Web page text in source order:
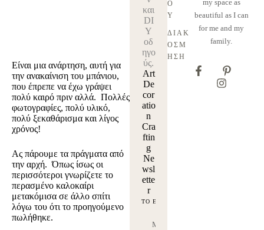
Είναι μια ανάρτηση, αυτή για
την ανακαίνιση του μπάνιου,
που έπρεπε να έχω γράψει
πολύ καιρό πριν αλλά. Πολλές
φωτογραφίες, πολύ υλικό,
πολύ ξεκαθάρισμα και λίγος
χρόνος!
Ας πάρουμε τα πράγματα από
την αρχή. Όπως ίσως οι
περισσότεροι γνωρίζετε το
περασμένο καλοκαίρι
μετακόμισα σε άλλο σπίτι
λόγω του ότι το προηγούμενο
πωλήθηκε.
και
DI
Y
οδ
ηγο
ύς.
Art
De
cor
atio
n
Cra
ftin
g
Ne
wsl
ette
r
Μ
Ο
Υ
ΔΙΑΚ
ΌΣΜ
ΗΣΗ
my space as
beautiful as I can
for me and my
family.